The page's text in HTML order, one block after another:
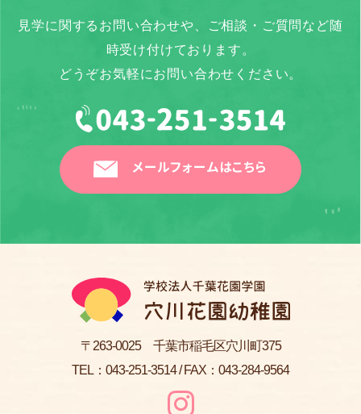
見学に関するお問い合わせや、ご相談・ご質問など随
時受け付けております。
どうぞお気軽にお問い合わせください。
メールフォームはこちら
〒263-0025 千葉市稲毛区穴川町375
TEL： 043-251-3514/ FAX：043-284-9564